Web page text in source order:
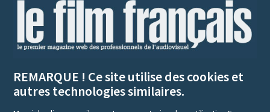
REMARQUE ! Ce site utilise des cookies et
autres technologies similaires.